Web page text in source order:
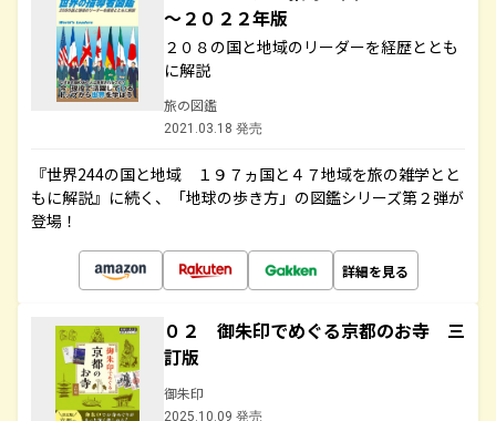
～２０２２年版
２０８の国と地域のリーダーを経歴ととも
に解説
旅の図鑑
2021.03.18 発売
『世界244の国と地域 １９７ヵ国と４７地域を旅の雑学とと
もに解説』に続く、「地球の歩き方」の図鑑シリーズ第２弾が
登場！
詳細を見る
０２ 御朱印でめぐる京都のお寺 三
訂版
御朱印
2025.10.09 発売